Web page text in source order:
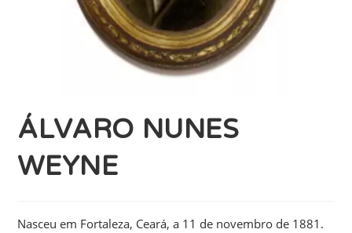
ÁLVARO NUNES
WEYNE
Nasceu em Fortaleza, Ceará, a 11 de novembro de 1881.